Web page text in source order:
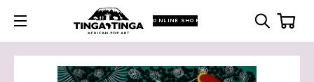
ONLINE SHOP